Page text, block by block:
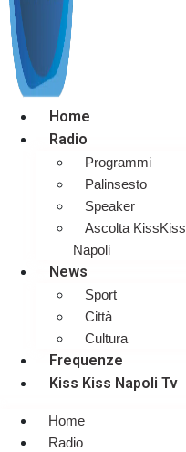
Home
Radio
Programmi
Palinsesto
Speaker
Ascolta KissKiss
Napoli
News
Sport
Città
Cultura
Frequenze
Kiss Kiss Napoli Tv
Home
Radio